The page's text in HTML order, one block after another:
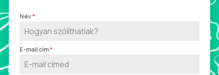
Név*
E-mail cím*